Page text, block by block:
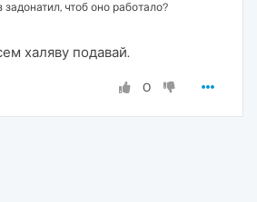
задонатил, чтоб оно работало?
халяву подавай.
0